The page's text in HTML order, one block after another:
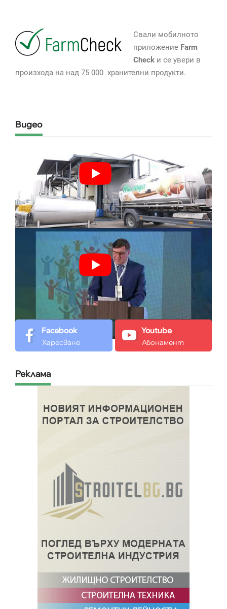
Свали мобилното
приложение Farm
Checkи се увери в
произхода на над 75 000 хранителни продукти.
Видео
Facebook
Харесване
Youtube
Абонамент
Реклама